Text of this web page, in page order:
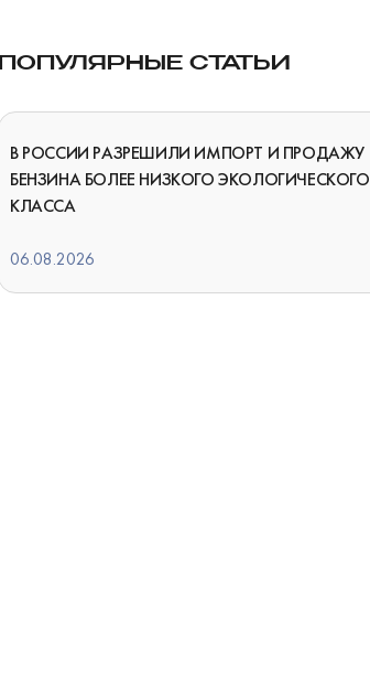
ПОПУЛЯРНЫЕ СТАТЬИ
В РОССИИ РАЗРЕШИЛИ ИМПОРТ И ПРОДАЖУ
БЕНЗИНА БОЛЕЕ НИЗКОГО ЭКОЛОГИЧЕСКОГО
КЛАССА
06.08.2026